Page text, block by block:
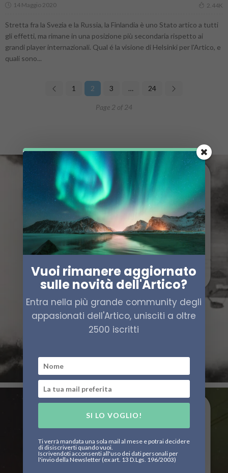
14 Maggio 2020 2.44K
Stretta fra la Svezia e la Russia, la Finlandia è uno Stato artico a tutti
gli effetti, ma rimane in una posizione più secondaria rispetto ai
grandi player internazionali. Qual é la visione di Helsinki per l'Artico, e
quali sono...
1 2 3 … 24
Page 2 of 24
Vuoi rimanere aggiornato
sulle novità dell'Artico?
Entra nella più grande community degli
appasionati dell'Artico, unisciti a oltre
2500 iscritti
SI LO VOGLIO!
Ti verrà mandata una sola mail al mese e potrai decidere
di disiscriverti quando vuoi.
Iscrivendoti acconsenti all'uso dei dati personali per
l'invio della Newsletter (ex art. 13 D.Lgs. 196/2003)